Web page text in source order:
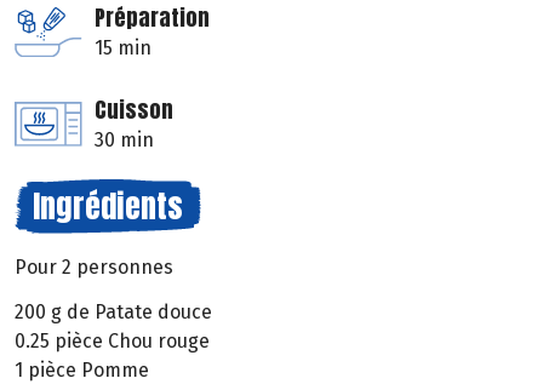
Préparation
15 min
Cuisson
30 min
Ingrédients
Pour 2 personnes
200 g de Patate douce
0.25 pièce Chou rouge
1 pièce Pomme